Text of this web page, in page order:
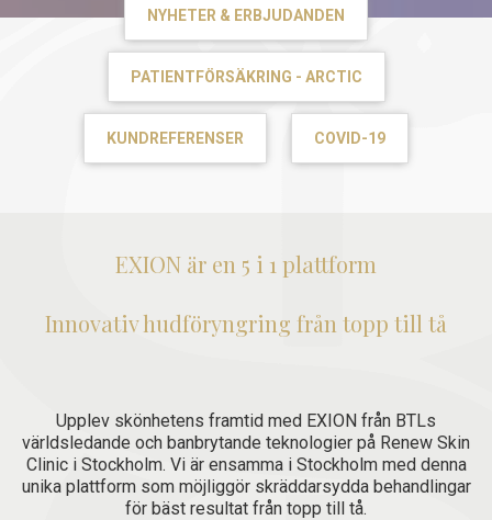
NYHETER & ERBJUDANDEN
PATIENTFÖRSÄKRING - ARCTIC
KUNDREFERENSER COVID-19
EXION är en 5 i 1 plattform
Innovativ hudföryngring från topp till tå
Upplev skönhetens framtid med EXION från BTLs
världsledande och banbrytande teknologier på Renew Skin
Clinic i Stockholm. Vi är ensamma i Stockholm med denna
unika plattform som möjliggör skräddarsydda behandlingar
för bäst resultat från topp till tå.